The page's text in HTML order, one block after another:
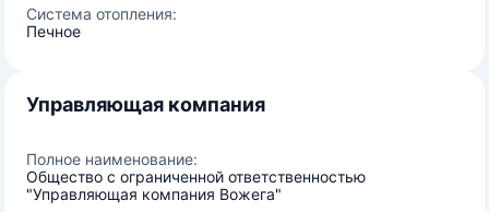
Система отопления:
Печное
Управляющая компания
Полное наименование:
Общество с ограниченной ответственностью
"Управляющая компания Вожега"